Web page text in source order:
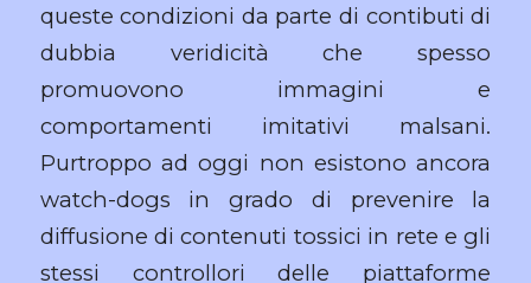
queste condizioni da parte di contibuti di
dubbia veridicità che spesso
promuovono immagini e
comportamenti imitativi malsani.
Purtroppo ad oggi non esistono ancora
watch-dogs in grado di prevenire la
diffusione di contenuti tossici in rete e gli
stessi controllori delle piattaforme